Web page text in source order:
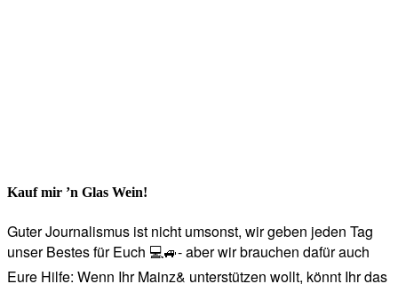
Kauf mir ’n Glas Wein!
Guter Journalismus ist nicht umsonst, wir geben jeden Tag
unser Bestes für Euch 💻🚙- aber wir brauchen dafür auch
Eure Hilfe: Wenn Ihr Mainz& unterstützen wollt, könnt Ihr das